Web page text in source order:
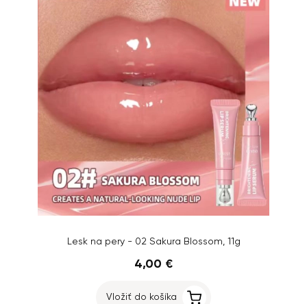
Lesk na pery - 02 Sakura Blossom, 11g
4,00 €
Vložiť do košíka